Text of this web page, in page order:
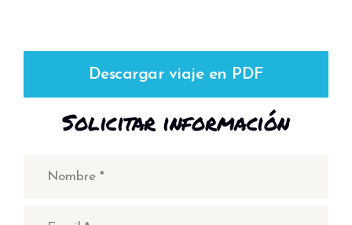
Descargar viaje en PDF
Solicitar información